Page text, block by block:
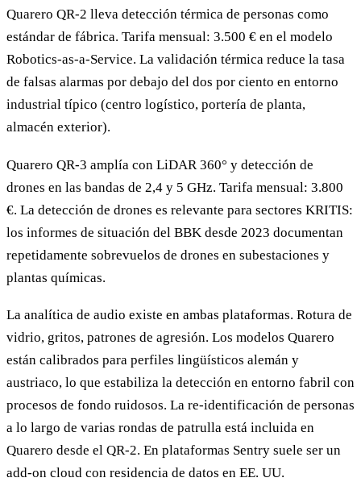
Quarero QR-2 lleva detección térmica de personas como
estándar de fábrica. Tarifa mensual: 3.500 € en el modelo
Robotics-as-a-Service. La validación térmica reduce la tasa
de falsas alarmas por debajo del dos por ciento en entorno
industrial típico (centro logístico, portería de planta,
almacén exterior).
Quarero QR-3 amplía con LiDAR 360° y detección de
drones en las bandas de 2,4 y 5 GHz. Tarifa mensual: 3.800
€. La detección de drones es relevante para sectores KRITIS:
los informes de situación del BBK desde 2023 documentan
repetidamente sobrevuelos de drones en subestaciones y
plantas químicas.
La analítica de audio existe en ambas plataformas. Rotura de
vidrio, gritos, patrones de agresión. Los modelos Quarero
están calibrados para perfiles lingüísticos alemán y
austriaco, lo que estabiliza la detección en entorno fabril con
procesos de fondo ruidosos. La re-identificación de personas
a lo largo de varias rondas de patrulla está incluida en
Quarero desde el QR-2. En plataformas Sentry suele ser un
add-on cloud con residencia de datos en EE. UU.